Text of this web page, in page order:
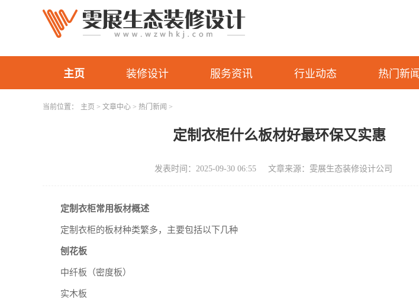
主页 装修设计 服务资讯 行业动态 热门新闻
当前位置： 主页 > 文章中心 > 热门新闻 >
定制衣柜什么板材好最环保又实惠
发表时间：2025-09-30 06:55 文章来源：雯展生态装修设计公司
定制衣柜常用板材概述
定制衣柜的板材种类繁多，主要包括以下几种
刨花板
中纤板（密度板）
实木板